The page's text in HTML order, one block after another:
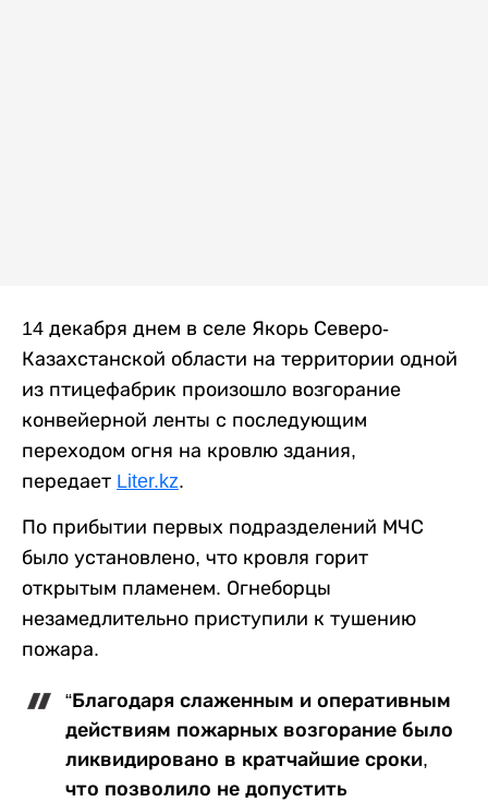
14 декабря днем в селе Якорь Северо-
Казахстанской области на территории одной
из птицефабрик произошло возгорание
конвейерной ленты с последующим
переходом огня на кровлю здания,
передает Liter.kz.
По прибытии первых подразделений МЧС
было установлено, что кровля горит
открытым пламенем. Огнеборцы
незамедлительно приступили к тушению
пожара.
“Благодаря слаженным и оперативным
действиям пожарных возгорание было
ликвидировано в кратчайшие сроки,
что позволило не допустить